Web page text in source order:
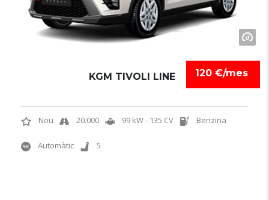
120 €/mes
KGM TIVOLI LINE
Nou 20.000 99 kW - 135 CV Benzina
Automàtic 5